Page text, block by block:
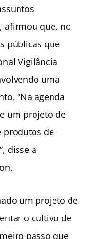
afirmou que, no
públicas que
Vigilância
uma
“Na agenda
um projeto de
produtos de
disse a
um projeto de
o cultivo de
passo que